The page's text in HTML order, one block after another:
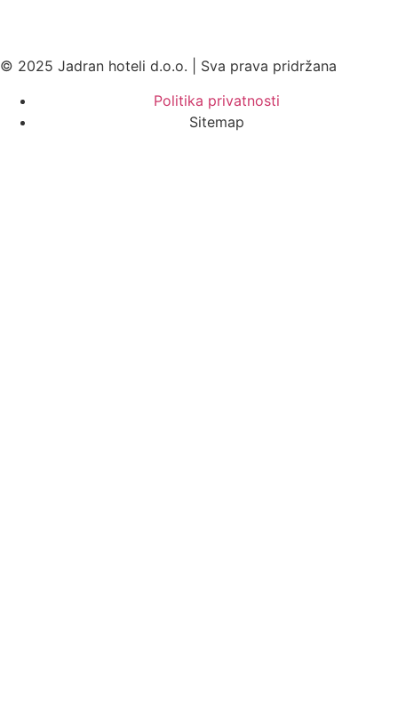
© 2025 Jadran hoteli d.o.o. | Sva prava pridržana
Politika privatnosti
Sitemap